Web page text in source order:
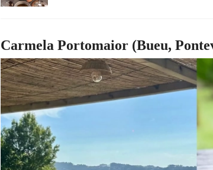
Carmela Portomaior (Bueu,